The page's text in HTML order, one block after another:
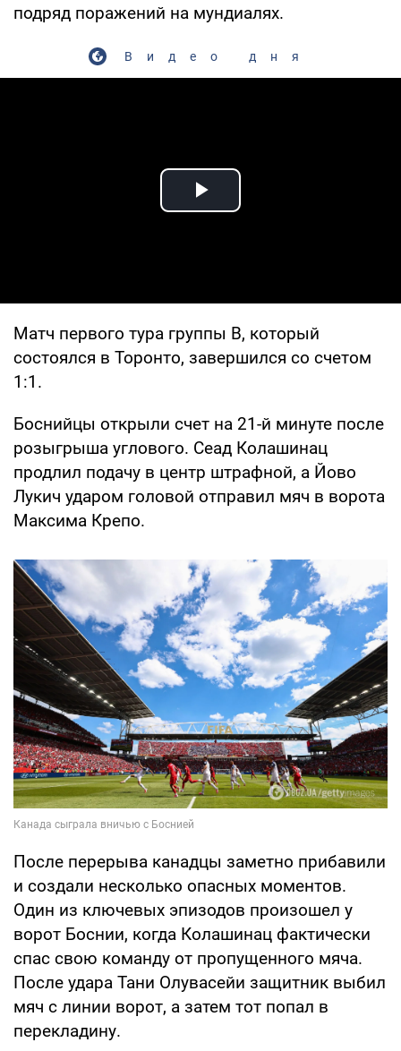
подряд поражений на мундиалях.
Видео дня
Play Video
Матч первого тура группы B, который
состоялся в Торонто, завершился со счетом
1:1.
Боснийцы открыли счет на 21-й минуте после
розыгрыша углового. Сеад Колашинац
продлил подачу в центр штрафной, а Йово
Лукич ударом головой отправил мяч в ворота
Максима Крепо.
После перерыва канадцы заметно прибавили
и создали несколько опасных моментов.
Один из ключевых эпизодов произошел у
ворот Боснии, когда Колашинац фактически
спас свою команду от пропущенного мяча.
После удара Тани Олувасейи защитник выбил
мяч с линии ворот, а затем тот попал в
перекладину.